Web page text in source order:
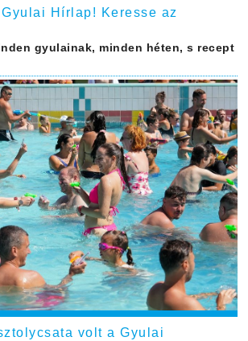
Hírlap! Keresse az
gyulainak, minden héten, s recept
volt a Gyulai